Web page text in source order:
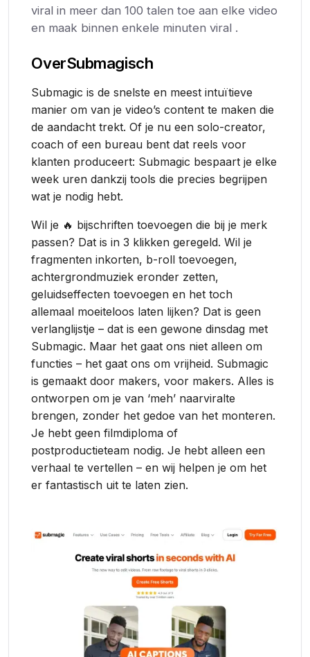
viral in meer dan 100 talen toe aan elke video
en maak binnen enkele minuten viral .
OverSubmagisch
Submagic is de snelste en meest intuïtieve
manier om van je video’s content te maken die
de aandacht trekt. Of je nu een solo-creator,
coach of een bureau bent dat reels voor
klanten produceert: Submagic bespaart je elke
week uren dankzij tools die precies begrijpen
wat je nodig hebt.
Wil je 🔥 bijschriften toevoegen die bij je merk
passen? Dat is in 3 klikken geregeld. Wil je
fragmenten inkorten, b-roll toevoegen,
achtergrondmuziek eronder zetten,
geluidseffecten toevoegen en het toch
allemaal moeiteloos laten lijken? Dat is geen
verlanglijstje – dat is een gewone dinsdag met
Submagic. Maar het gaat ons niet alleen om
functies – het gaat ons om vrijheid. Submagic
is gemaakt door makers, voor makers. Alles is
ontworpen om je van ‘meh’ naarviralte
brengen, zonder het gedoe van het monteren.
Je hebt geen filmdiploma of
postproductieteam nodig. Je hebt alleen een
verhaal te vertellen – en wij helpen je om het
er fantastisch uit te laten zien.